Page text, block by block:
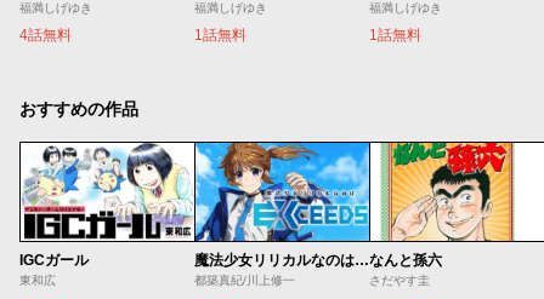
福満しげゆき
4話無料
福満しげゆき
1話無料
福満しげゆき
1話無料
おすすめの作品
IGCガール
東和広
魔法少女リリカルなのは EXCEEDS
都築真紀/川上修一
なんと孫六
さだやす圭